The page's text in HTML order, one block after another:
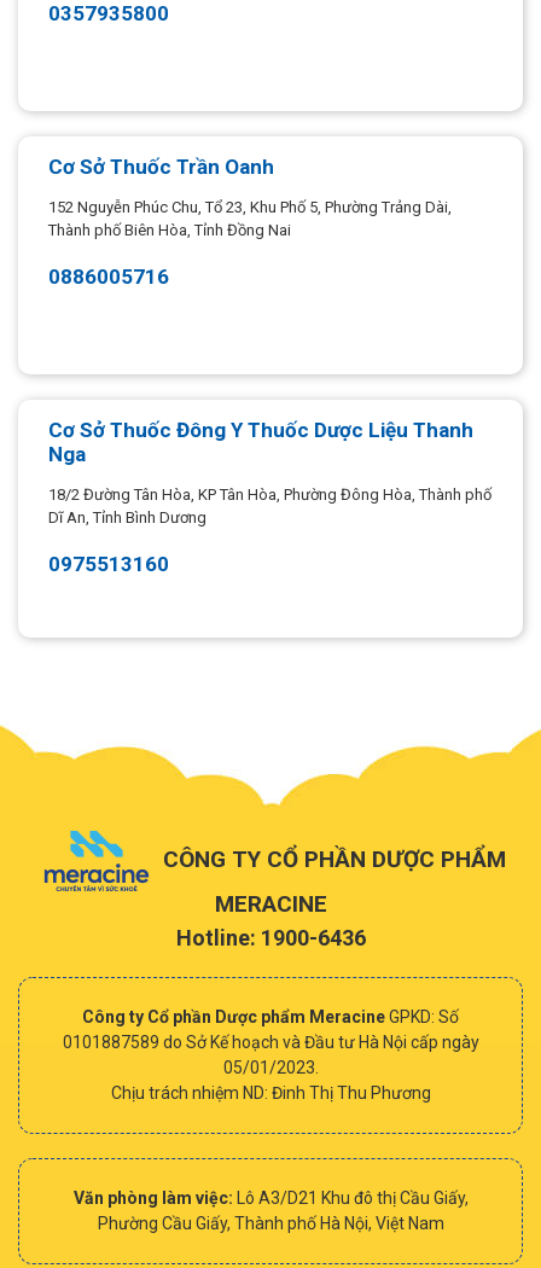
0357935800
Cơ Sở Thuốc Trần Oanh
152 Nguyễn Phúc Chu, Tổ 23, Khu Phố 5, Phường Trảng Dài,
Thành phố Biên Hòa, Tỉnh Đồng Nai
0886005716
Cơ Sở Thuốc Đông Y Thuốc Dược Liệu Thanh
Nga
18/2 Đường Tân Hòa, KP Tân Hòa, Phường Đông Hòa, Thành phố
Dĩ An, Tỉnh Bình Dương
0975513160
CÔNG TY CỔ PHẦN DƯỢC PHẨM
MERACINE
Hotline: 1900-6436
Công ty Cổ phần Dược phẩm MeracineGPKD: Số
0101887589 do Sở Kế hoạch và Đầu tư Hà Nội cấp ngày
05/01/2023.
Chịu trách nhiệm ND: Đinh Thị Thu Phương
Văn phòng làm việc: Lô A3/D21 Khu đô thị Cầu Giấy,
Phường Cầu Giấy, Thành phố Hà Nội, Việt Nam